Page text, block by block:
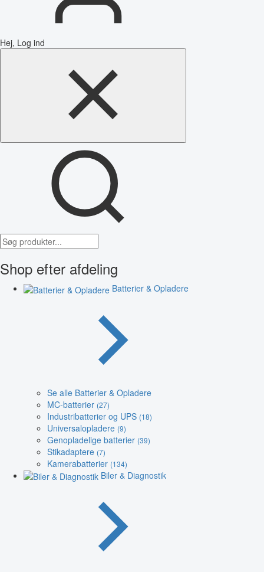
Hej, Log ind
Shop efter afdeling
Batterier & Opladere
Se alle Batterier & Opladere
MC-batterier (27)
Industribatterier og UPS (18)
Universalopladere (9)
Genopladelige batterier (39)
Stikadaptere (7)
Kamerabatterier (134)
Biler & Diagnostik